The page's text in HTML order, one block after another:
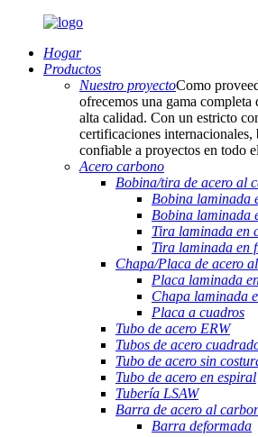
Hogar
Productos
Nuestro proyectoComo
ofrecemos una gama completa
alta calidad. Con un estricto
certificaciones internacionales,
confiable a proyectos en todo
Acero carbono
Bobina/tira de acero al
Bobina laminada
Bobina laminada
Tira laminada en
Tira laminada en
Chapa/Placa de acero
Placa laminada
Chapa laminada
Placa a cuadros
Tubo de acero ERW
Tubos de acero
Tubo de acero sin
Tubo de acero en espiral
Tubería LSAW
Barra de acero al
Barra deformada